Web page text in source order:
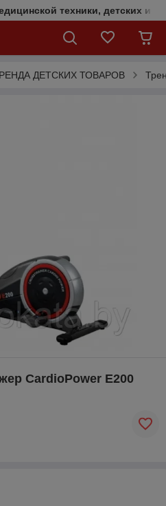
техники, детских и
ДЕТСКИХ ТОВАРОВ
CardioPower E200